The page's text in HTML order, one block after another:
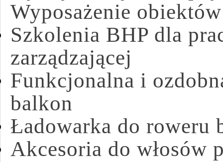
Wyposażenie
Szkolenia BHP dla
zarządzającej
Funkcjonalna i
balkon
Ładowarka do roweru
Akcesoria do włosów